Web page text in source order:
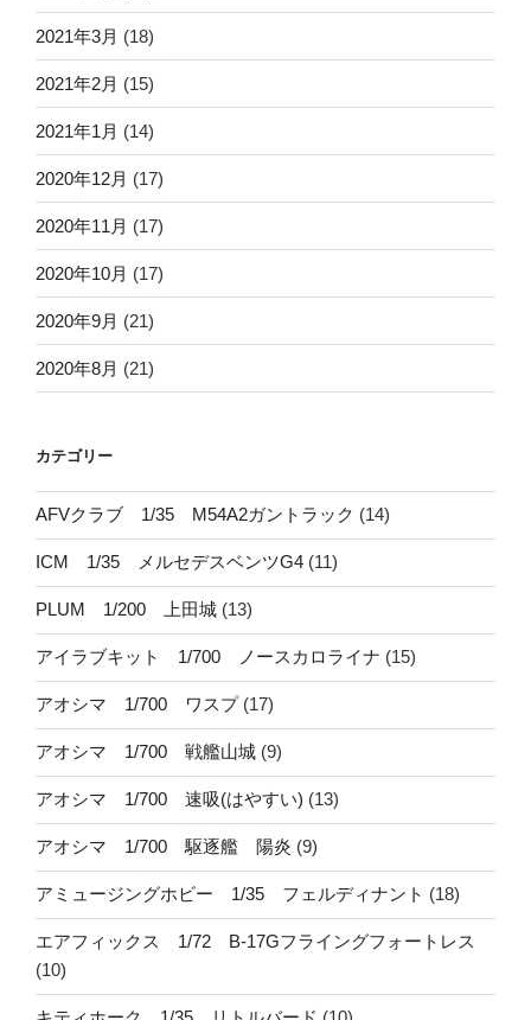
2021年3月 (18)
2021年2月 (15)
2021年1月 (14)
2020年12月 (17)
2020年11月 (17)
2020年10月 (17)
2020年9月 (21)
2020年8月 (21)
カテゴリー
AFVクラブ 1/35 M54A2ガントラック (14)
ICM 1/35 メルセデスベンツG4 (11)
PLUM 1/200 上田城 (13)
アイラブキット 1/700 ノースカロライナ (15)
アオシマ 1/700 ワスプ(17)
アオシマ 1/700 戦艦山城 (9)
アオシマ 1/700 速吸(はやすい) (13)
アオシマ 1/700 駆逐艦 陽炎 (9)
アミュージングホビー 1/35 フェルディナント (18)
エアフィックス 1/72 B-17Gフライングフォートレス
(10)